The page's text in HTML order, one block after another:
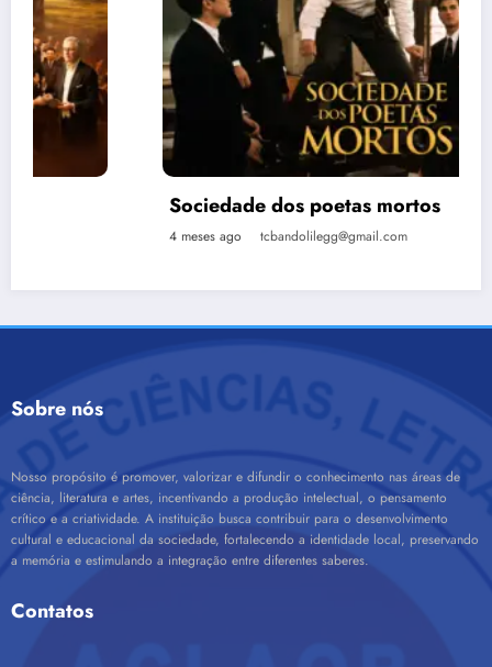
Sociedade dos poetas mortos
tcbandolilegg@gmail.com
Sobre nós
Nosso propósito é promover, valorizar e difundir o conhecimento nas áreas de
ciência, literatura e artes, incentivando a produção intelectual, o pensamento
crítico e a criatividade. A instituição busca contribuir para o desenvolvimento
cultural e educacional da sociedade, fortalecendo a identidade local, preservando
a memória e estimulando a integração entre diferentes saberes.
Contatos